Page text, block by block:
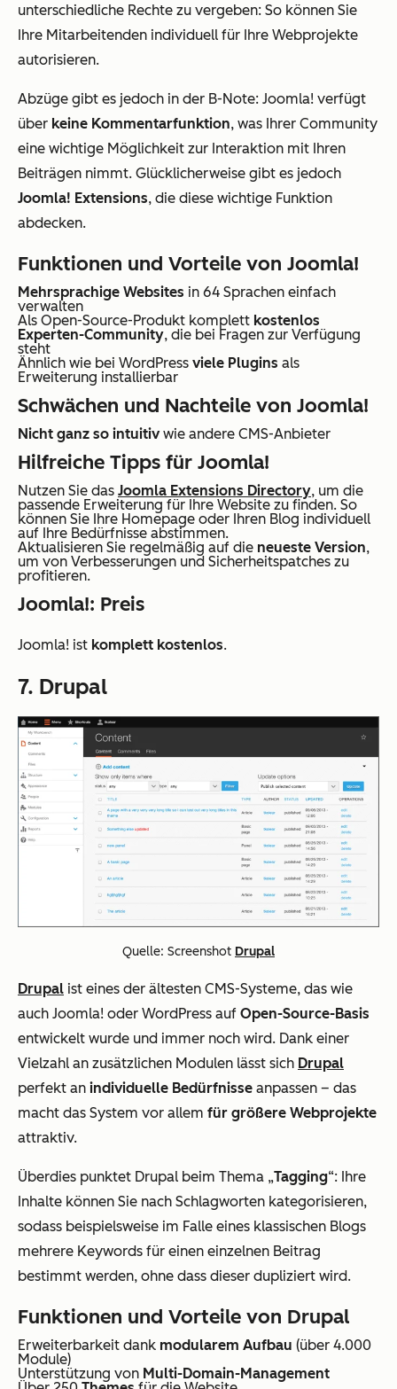
unterschiedliche Rechte zu vergeben: So können Sie
Ihre Mitarbeitenden individuell für Ihre Webprojekte
autorisieren.
Abzüge gibt es jedoch in der B-Note: Joomla! verfügt
über keine Kommentarfunktion, was Ihrer Community
eine wichtige Möglichkeit zur Interaktion mit Ihren
Beiträgen nimmt. Glücklicherweise gibt es jedoch
Joomla! Extensions, die diese wichtige Funktion
abdecken.
Funktionen und Vorteile von Joomla!
Mehrsprachige Websites in 64 Sprachen einfach
verwalten
Als Open-Source-Produkt komplett kostenlos
Experten-Community, die bei Fragen zur Verfügung
steht
Ähnlich wie bei WordPress viele Plugins als
Erweiterung installierbar
Schwächen und Nachteile von Joomla!
Nicht ganz so intuitivwie andere CMS-Anbieter
Hilfreiche Tipps für Joomla!
Nutzen Sie das Joomla Extensions Directory, um die
passende Erweiterung für Ihre Website zu finden. So
können Sie Ihre Homepage oder Ihren Blog individuell
auf Ihre Bedürfnisse abstimmen.
Aktualisieren Sie regelmäßig auf die neueste Version,
um von Verbesserungen und Sicherheitspatches zu
profitieren.
Joomla!: Preis
Joomla! ist komplett kostenlos.
7. Drupal
Quelle: Screenshot Drupal
Drupal ist eines der ältesten CMS-Systeme, das wie
auch Joomla! oder WordPress auf Open-Source-Basis
entwickelt wurde und immer noch wird. Dank einer
Vielzahl an zusätzlichen Modulen lässt sich Drupal
perfekt an individuelle Bedürfnisse anpassen – das
macht das System vor allem für größere Webprojekte
attraktiv.
Überdies punktet Drupal beim Thema „Tagging“: Ihre
Inhalte können Sie nach Schlagworten kategorisieren,
sodass beispielsweise im Falle eines klassischen Blogs
mehrere Keywords für einen einzelnen Beitrag
bestimmt werden, ohne dass dieser dupliziert wird.
Funktionen und Vorteile von Drupal
Erweiterbarkeit dank modularem Aufbau (über 4.000
Module)
Unterstützung von Multi-Domain-Management